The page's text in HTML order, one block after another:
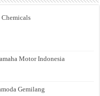
Motor Indonesia
Gemilang